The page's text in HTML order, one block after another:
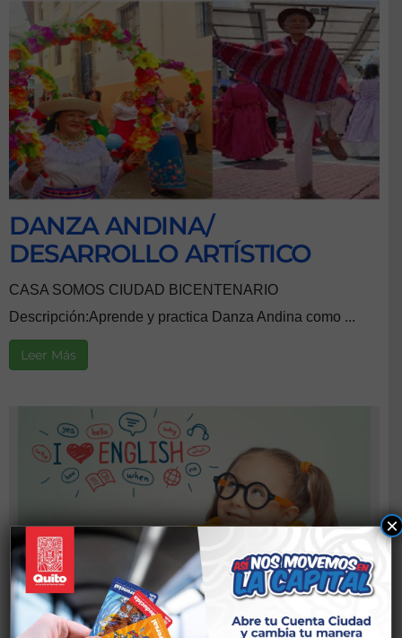
DANZA ANDINA/
DESARROLLO ARTÍSTICO
CASA SOMOS CIUDAD BICENTENARIO
Descripción:Aprende y practica Danza Andina como ...
Leer Más
×